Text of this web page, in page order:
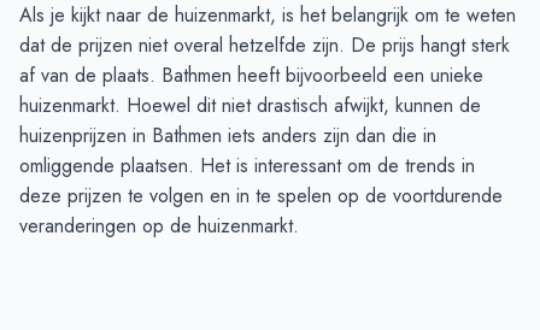
Als je kijkt naar de huizenmarkt, is het belangrijk om te weten
dat de prijzen niet overal hetzelfde zijn. De prijs hangt sterk
af van de plaats. Bathmen heeft bijvoorbeeld een unieke
huizenmarkt. Hoewel dit niet drastisch afwijkt, kunnen de
huizenprijzen in Bathmen iets anders zijn dan die in
omliggende plaatsen. Het is interessant om de trends in
deze prijzen te volgen en in te spelen op de voortdurende
veranderingen op de huizenmarkt.